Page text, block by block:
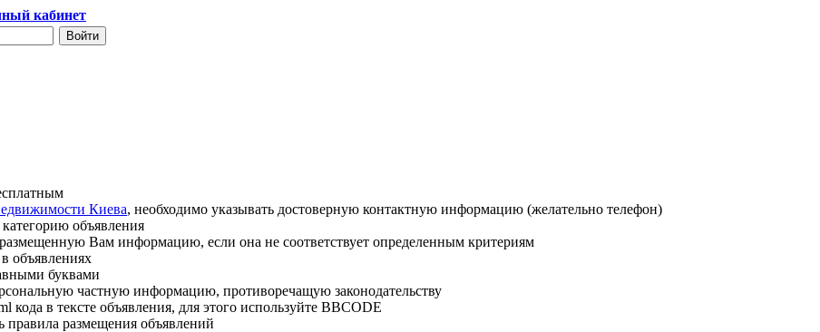
кабинет
Киева, необходимо указывать достоверную контактную информацию (желательно телефон)
объявления
Вам информацию, если она не соответствует определенным критериям
объявлениях
буквами
частную информацию, противоречащую законодательству
кода в тексте объявления, для этого используйте BBCODE
правила размещения объявлений